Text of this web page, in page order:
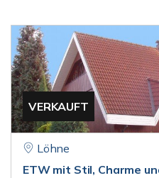
VERKAUFT
Löhne
ETW mit Stil, Charme